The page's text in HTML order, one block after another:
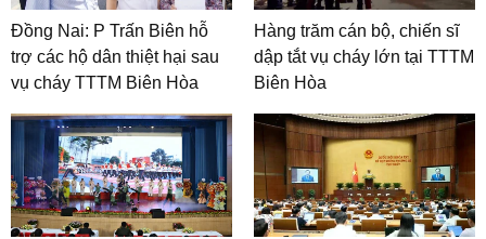
Đồng Nai: P Trấn Biên hỗ
trợ các hộ dân thiệt hại sau
vụ cháy TTTM Biên Hòa
Hàng trăm cán bộ, chiến sĩ
dập tắt vụ cháy lớn tại TTTM
Biên Hòa